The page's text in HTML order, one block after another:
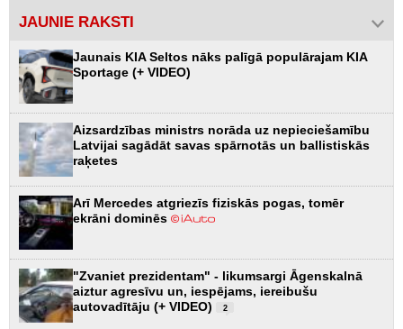
JAUNIE RAKSTI
Jaunais KIA Seltos nāks palīgā populārajam KIA
Sportage (+ VIDEO)
Aizsardzības ministrs norāda uz nepieciešamību
Latvijai sagādāt savas spārnotās un ballistiskās
raķetes
Arī Mercedes atgriezīs fiziskās pogas, tomēr
ekrāni dominēs
"Zvaniet prezidentam" - likumsargi Āgenskalnā
aiztur agresīvu un, iespējams, iereibušu
autovadītāju (+ VIDEO)
2